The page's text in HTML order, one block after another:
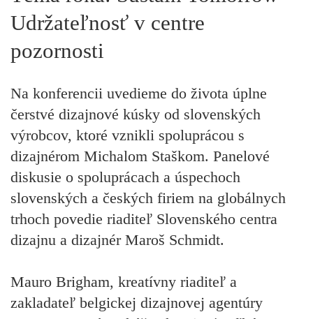
Udržateľnosť v centre
pozornosti
Na konferencii uvedieme do života úplne
čerstvé dizajnové kúsky od slovenských
výrobcov, ktoré vznikli spoluprácou s
dizajnérom Michalom Staškom. Panelové
diskusie o spoluprácach a úspechoch
slovenských a českých firiem na globálnych
trhoch povedie riaditeľ Slovenského centra
dizajnu a dizajnér Maroš Schmidt.
Mauro Brigham, kreatívny riaditeľ a
zakladateľ belgickej dizajnovej agentúry